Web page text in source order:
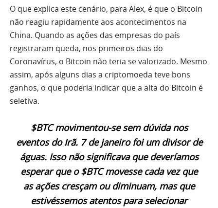
O que explica este cenário, para Alex, é que o Bitcoin
não reagiu rapidamente aos acontecimentos na
China. Quando as ações das empresas do país
registraram queda, nos primeiros dias do
Coronavírus, o Bitcoin não teria se valorizado. Mesmo
assim, após alguns dias a criptomoeda teve bons
ganhos, o que poderia indicar que a alta do Bitcoin é
seletiva.
$BTC movimentou-se sem dúvida nos
eventos do Irã. 7 de janeiro foi um divisor de
águas. Isso não significava que deveríamos
esperar que o $BTC movesse cada vez que
as ações cresçam ou diminuam, mas que
estivéssemos atentos para selecionar